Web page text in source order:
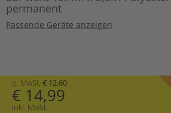
permanent
Passende Geräte anzeigen
o. MwSt. € 12,60
€ 14,99
inkl. MwSt.